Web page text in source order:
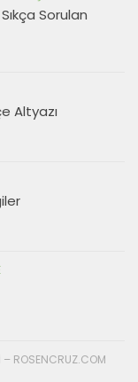
Sorulan
Altyazı
– ROSENCRUZ.COM